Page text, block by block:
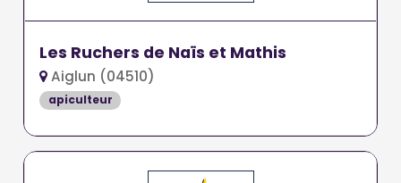
Les Ruchers de Naïs et Mathis
Aiglun (04510)
apiculteur